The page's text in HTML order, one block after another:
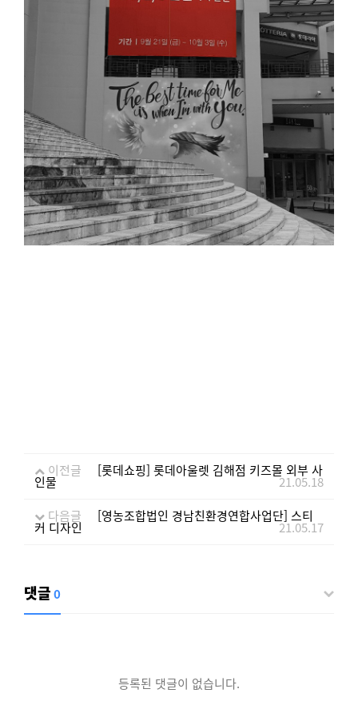
이전글 [롯데쇼핑] 롯데아울렛 김해점 키즈몰 외부 사
인물
21.05.18
다음글
[영농조합법인 경남친환경연합사업단] 스티
커 디자인 21.05.17
댓글0
등록된 댓글이 없습니다.